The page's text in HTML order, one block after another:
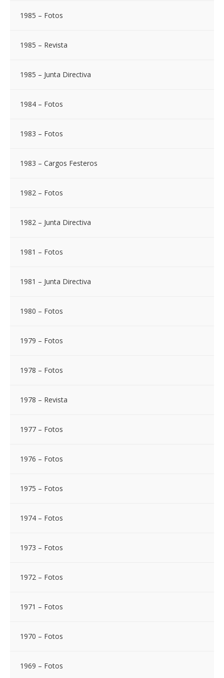
1985 – Fotos
1985 – Revista
1985 – Junta Directiva
1984 – Fotos
1983 – Fotos
1983 – Cargos Festeros
1982 – Fotos
1982 – Junta Directiva
1981 – Fotos
1981 – Junta Directiva
1980 – Fotos
1979 – Fotos
1978 – Fotos
1978 – Revista
1977 – Fotos
1976 – Fotos
1975 – Fotos
1974 – Fotos
1973 – Fotos
1972 – Fotos
1971 – Fotos
1970 – Fotos
1969 – Fotos